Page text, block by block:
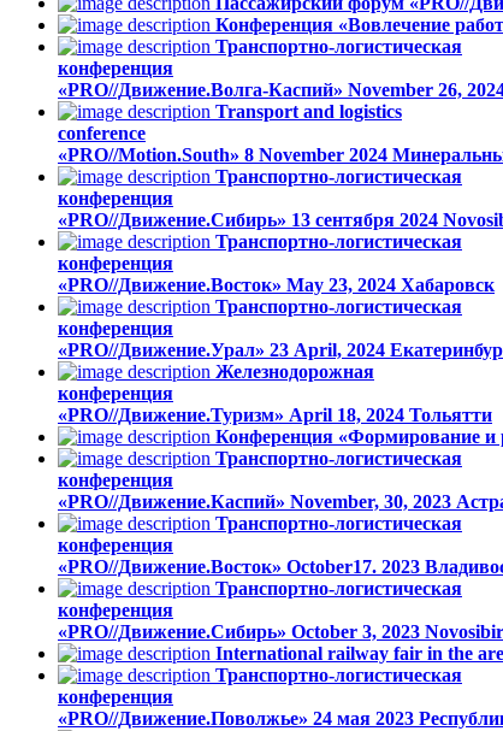
Конференция «Вовлечение
Транспортно-логистическая
конференция
«PRO//Движение.Волга-Каспий» November 26,
Transport and logistics
conference
«PRO//Motion.South» 8 November 2024
Транспортно-логистическая
конференция
«PRO//Движение.Сибирь» 13 сентября 2024
Транспортно-логистическая
конференция
«PRO//Движение.Восток» May 23, 2024 Хабаровск
Транспортно-логистическая
конференция
«PRO//Движение.Урал» 23 April, 2024
Железнодорожная
конференция
«PRO//Движение.Туризм» April 18, 2024 Тольятти
Конференция «Формирование и
Транспортно-логистическая
конференция
«PRO//Движение.Каспий» November, 30, 2023
Транспортно-логистическая
конференция
«PRO//Движение.Восток» October17. 2023
Транспортно-логистическая
конференция
«PRO//Движение.Сибирь» October 3, 2023
International railway fair in the
Транспортно-логистическая
конференция
«PRO//Движение.Поволжье» 24 мая 2023